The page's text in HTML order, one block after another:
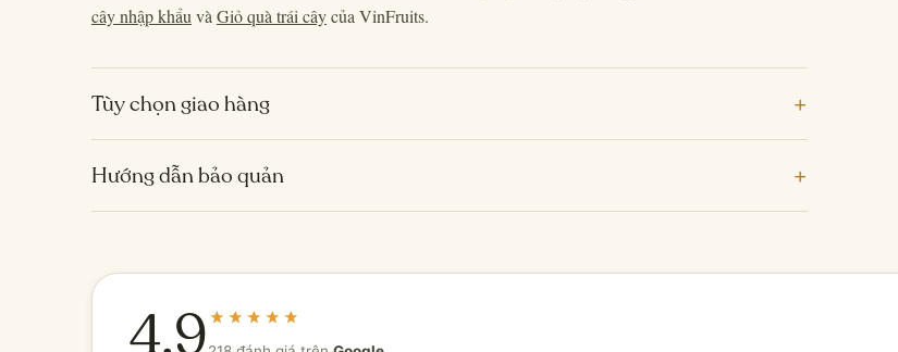
cây nhập khẩu và Giỏ quà trái câycủa VinFruits.
Tùy chọn giao hàng +
Hướng dẫn bảo quản +
4.9